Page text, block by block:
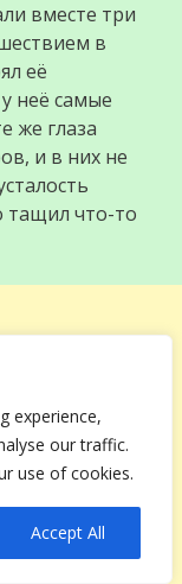
experience,
our traffic.
use of cookies.
Accept All
вместе три
в
её
неё самые
же глаза
и в них не
тащил что-то